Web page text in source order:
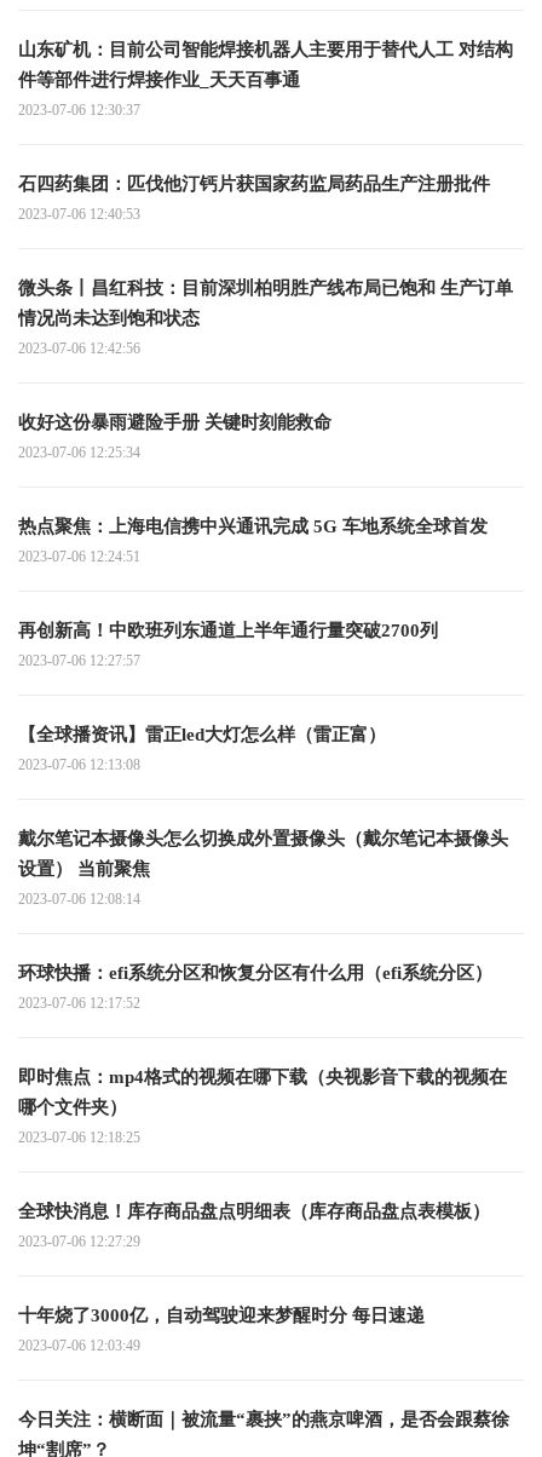
山东矿机：目前公司智能焊接机器人主要用于替代人工 对结构
件等部件进行焊接作业_天天百事通
2023-07-06 12:30:37
石四药集团：匹伐他汀钙片获国家药监局药品生产注册批件
2023-07-06 12:40:53
微头条丨昌红科技：目前深圳柏明胜产线布局已饱和 生产订单
情况尚未达到饱和状态
2023-07-06 12:42:56
收好这份暴雨避险手册 关键时刻能救命
2023-07-06 12:25:34
热点聚焦：上海电信携中兴通讯完成 5G 车地系统全球首发
2023-07-06 12:24:51
再创新高！中欧班列东通道上半年通行量突破2700列
2023-07-06 12:27:57
【全球播资讯】雷正led大灯怎么样（雷正富）
2023-07-06 12:13:08
戴尔笔记本摄像头怎么切换成外置摄像头（戴尔笔记本摄像头
设置） 当前聚焦
2023-07-06 12:08:14
环球快播：efi系统分区和恢复分区有什么用（efi系统分区）
2023-07-06 12:17:52
即时焦点：mp4格式的视频在哪下载（央视影音下载的视频在
哪个文件夹）
2023-07-06 12:18:25
全球快消息！库存商品盘点明细表（库存商品盘点表模板）
2023-07-06 12:27:29
十年烧了3000亿，自动驾驶迎来梦醒时分 每日速递
2023-07-06 12:03:49
今日关注：横断面｜被流量“裹挟”的燕京啤酒，是否会跟蔡徐
坤“割席”？